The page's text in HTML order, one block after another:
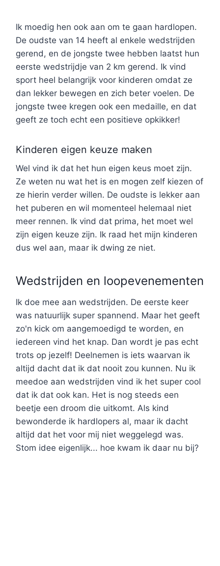
Ik moedig hen ook aan om te gaan hardlopen.
De oudste van 14 heeft al enkele wedstrijden
gerend, en de jongste twee hebben laatst hun
eerste wedstrijdje van 2 km gerend. Ik vind
sport heel belangrijk voor kinderen omdat ze
dan lekker bewegen en zich beter voelen. De
jongste twee kregen ook een medaille, en dat
geeft ze toch echt een positieve opkikker!
Kinderen eigen keuze maken
Wel vind ik dat het hun eigen keus moet zijn.
Ze weten nu wat het is en mogen zelf kiezen of
ze hierin verder willen. De oudste is lekker aan
het puberen en wil momenteel helemaal niet
meer rennen. Ik vind dat prima, het moet wel
zijn eigen keuze zijn. Ik raad het mijn kinderen
dus wel aan, maar ik dwing ze niet.
Wedstrijden en loopevenementen
Ik doe mee aan wedstrijden. De eerste keer
was natuurlijk super spannend. Maar het geeft
zo'n kick om aangemoedigd te worden, en
iedereen vind het knap. Dan wordt je pas echt
trots op jezelf! Deelnemen is iets waarvan ik
altijd dacht dat ik dat nooit zou kunnen. Nu ik
meedoe aan wedstrijden vind ik het super cool
dat ik dat ook kan. Het is nog steeds een
beetje een droom die uitkomt. Als kind
bewonderde ik hardlopers al, maar ik dacht
altijd dat het voor mij niet weggelegd was.
Stom idee eigenlijk... hoe kwam ik daar nu bij?